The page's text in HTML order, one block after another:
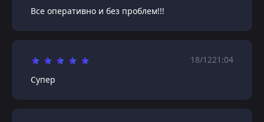
Все оперативно и без проблем!!!
18/1221:04
Супер